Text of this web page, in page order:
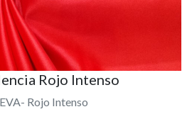
Rojo Intenso
Rojo Intenso